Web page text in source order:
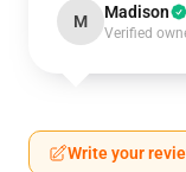
M Madison
Verified
Write your